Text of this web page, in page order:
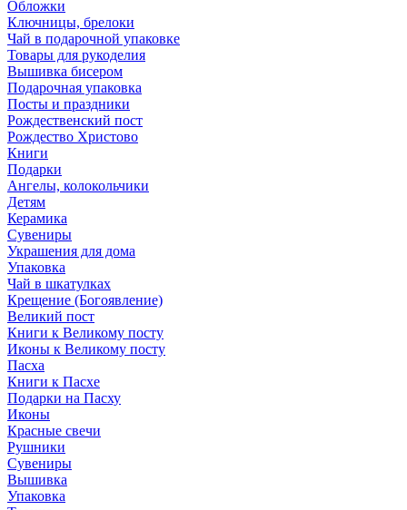
Обложки
Ключницы, брелоки
Чай в подарочной упаковке
Товары для рукоделия
Вышивка бисером
Подарочная упаковка
Посты и праздники
Рождественский пост
Рождество Христово
Книги
Подарки
Ангелы, колокольчики
Детям
Керамика
Сувениры
Украшения для дома
Упаковка
Чай в шкатулках
Крещение (Богоявление)
Великий пост
Книги к Великому посту
Иконы к Великому посту
Пасха
Книги к Пасхе
Подарки на Пасху
Иконы
Красные свечи
Рушники
Сувениры
Вышивка
Упаковка